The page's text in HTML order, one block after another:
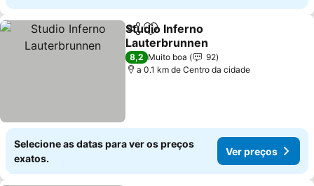
PartilharAdicionar aos favoritos
Studio Inferno
Lauterbrunnen
Ver preços
8,2 Muito boa
92
a 0.1 km de Centro da cidade
Selecione as datas para ver os preços
exatos.
Ver preços